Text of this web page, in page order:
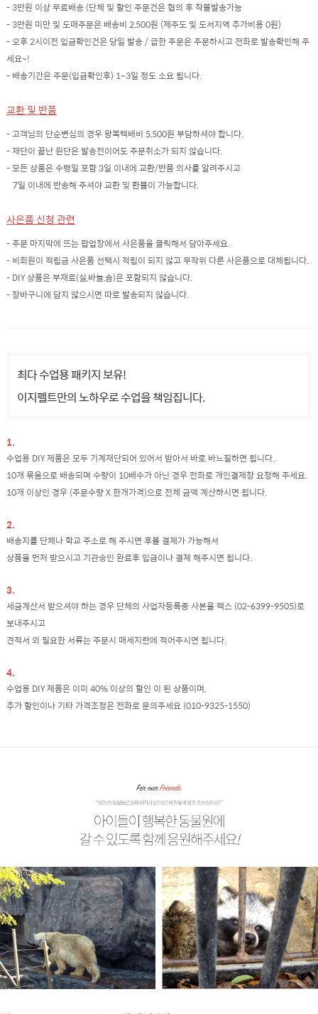
- 3만원 이상 무료배송 (단체 및 할인 주문건은 협의 후 착불발송가능
- 3만원 미만 및 도매주문은 배송비 2,500원 (제주도 및 도서지역 추가비용 0원)
- 오후 2시이전 입금확인건은 당일 발송 / 급한 주문은 주문하시고 전화로 발송확인해 주
세요~!
- 배송기간은 주문(입금확인후) 1~3일 정도 소요 됩니다.
교환 및 반품
- 고객님의 단순변심의 경우 왕복택배비 5,500원 부담하셔야 합니다.
- 재단이 끝난 원단은 발송전이어도 주문취소가 되지 않습니다.
- 모든 상품은 수령일 포함 3일 이내에 교환/반품 의사를 알려주시고
7일 이내에 반송해 주셔야 교환 및 환불이 가능합니다.
사은품 신청 관련
- 주문 마지막에 뜨는 팝업창에서 사은품을 클릭해서 담아주세요.
- 비회원이 적립금 사은품 선택시 적립이 되지 않고 무작위 다른 사은품으로 대체됩니다.
- DIY 상품은 부재료(실,바늘,솜)은 포함되지 않습니다.
- 장바구니에 담지 않으시면 따로 발송되지 않습니다.
최다 수업용 패키지 보유!
이지펠트만의 노하우로 수업을 책임집니다.
1.
수업용 DIY 제품은 모두 기계재단되어 있어서 받아서 바로 바느질하면 됩니다.
10개 묶음으로 배송되며 수량이 10배수가 아닌 경우 전화로 개인결제창 요청해 주세요.
10개 이상인 경우 (주문수량 X 한개가격)으로 전체 금액 계산하시면 됩니다.
2.
배송지를 단체나 학교 주소로 해 주시면 후불 결제가 가능해서
상품을 먼저 받으시고 기관승인 완료후 입금이나 결제 해주시면 됩니다.
3.
세금계산서 받으셔야 하는 경우 단체의 사업자등록증 사본을 팩스 (02-6399-9505)로
보내주시고
견적서 외 필요한 서류는 주문시 매세지란에 적어주시면 됩니다.
4.
수업용 DIY 제품은 이미 40% 이상의 할인 이 된 상품이며,
추가 할인이나 기타 가격조정은 전화로 문의주세요 (010-9325-1550)